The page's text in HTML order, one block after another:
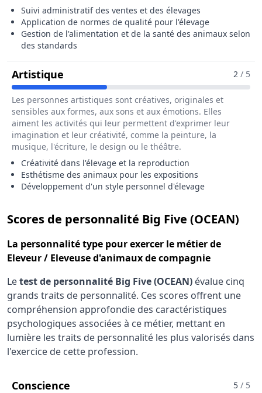
Suivi administratif des ventes et des élevages
Application de normes de qualité pour l'élevage
Gestion de l'alimentation et de la santé des animaux selon
des standards
Artistique Pour Le Métier De Eleveur / 2 / 5
Les personnes artistiques sont créatives, originales et
sensibles aux formes, aux sons et aux émotions. Elles
aiment les activités qui leur permettent d'exprimer leur
imagination et leur créativité, comme la peinture, la
musique, l'écriture, le design ou le théâtre.
Créativité dans l'élevage et la reproduction
Esthétisme des animaux pour les expositions
Développement d'un style personnel d'élevage
Scores de personnalité Big Five (OCEAN)
La personnalité type pour exercer le métier de
Eleveur / Eleveuse d'animaux de compagnie
Letest de personnalité Big Five (OCEAN) évalue cinq
grands traits de personnalité. Ces scores offrent une
compréhension approfondie des caractéristiques
psychologiques associées à ce métier, mettant en
lumière les traits de personnalité les plus valorisés dans
l'exercice de cette profession.
Conscience Pour Le Métier De Eleveur / 5 / 5